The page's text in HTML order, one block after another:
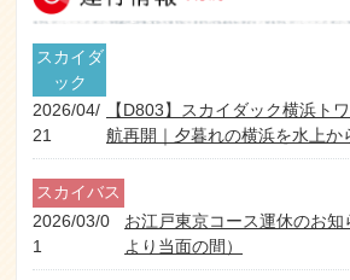
/28 ジナルグッズを展開～
観光案内
所
2026/02/1
1
【イベント終了】虹ヶ咲学園
ュースコラボスタート！
観光案内所
【イベント終了】虹ヶ咲学
ドリンク
スカイダ
ック
2026/04/
21
【D803】スカイダック横浜ト
航再開｜夕暮れの横浜を水上か
スカイバス
2026/03/0
1
お江戸東京コース運休のお
より当面の間）